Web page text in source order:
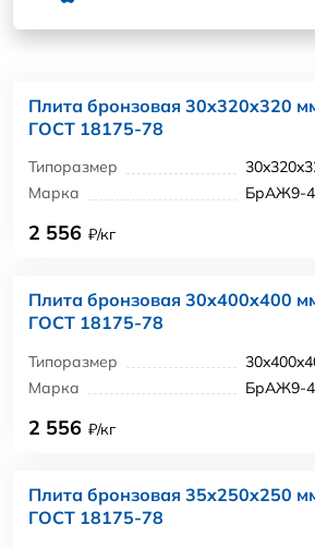
Плита бронзовая 30x320x320
ГОСТ 18175-78
Типоразмер
Марка
БрАЖ9-4
2 556 ₽/кг
Плита бронзовая 30x400x400
ГОСТ 18175-78
Типоразмер
Марка
БрАЖ9-4
2 556 ₽/кг
Плита бронзовая 35x250x250
ГОСТ 18175-78